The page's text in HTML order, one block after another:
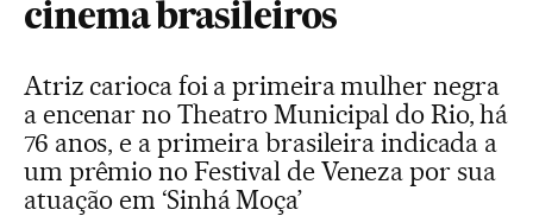
cinema brasileiros
Atriz carioca foi a primeira mulher negra
a encenar no Theatro Municipal do Rio, há
76 anos, e a primeira brasileira indicada a
um prêmio no Festival de Veneza por sua
atuação em ‘Sinhá Moça’